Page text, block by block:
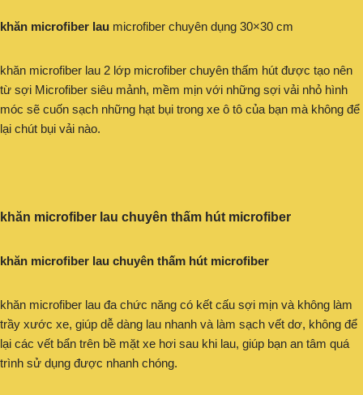
khăn microfiber lau microfiber chuyên dụng 30×30 cm
khăn microfiber lau 2 lớp microfiber chuyên thấm hút được tạo nên
từ sợi Microfiber siêu mảnh, mềm mịn với những sợi vải nhỏ hình
móc sẽ cuốn sạch những hạt bụi trong xe ô tô của bạn mà không để
lại chút bụi vải nào.
khăn microfiber lau chuyên thấm hút microfiber
khăn microfiber lau chuyên thấm hút microfiber
khăn microfiber lau đa chức năng có kết cấu sợi mịn và không làm
trầy xước xe, giúp dễ dàng lau nhanh và làm sạch vết dơ, không để
lại các vết bẩn trên bề mặt xe hơi sau khi lau, giúp bạn an tâm quá
trình sử dụng được nhanh chóng.